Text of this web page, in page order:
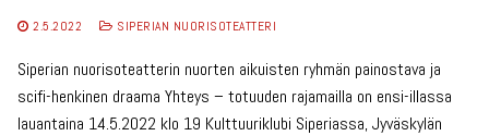
2.5.2022 SIPERIAN NUORISOTEATTERI
Siperian nuorisoteatterin nuorten aikuisten ryhmän painostava ja
scifi-henkinen draama Yhteys – totuuden rajamailla on ensi-illassa
lauantaina 14.5.2022 klo 19 Kulttuuriklubi Siperiassa, Jyväskylän